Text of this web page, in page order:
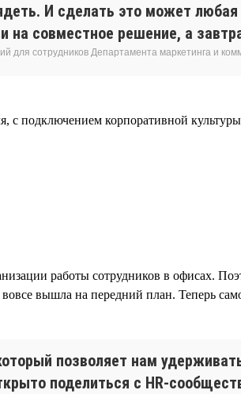
И сделать это может
на совместное решение, а
для сотрудников Департамента маркетинга и
с подключением корпоративной
работы сотрудников в офисах.
вышла на передний план. Теперь
позволяет нам
поделиться с HR-